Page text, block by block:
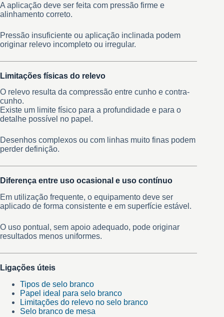
A aplicação deve ser feita com pressão firme e
alinhamento correto.
Pressão insuficiente ou aplicação inclinada podem
originar relevo incompleto ou irregular.
Limitações físicas do relevo
O relevo resulta da compressão entre cunho e contra-
cunho.
Existe um limite físico para a profundidade e para o
detalhe possível no papel.
Desenhos complexos ou com linhas muito finas podem
perder definição.
Diferença entre uso ocasional e uso contínuo
Em utilização frequente, o equipamento deve ser
aplicado de forma consistente e em superfície estável.
O uso pontual, sem apoio adequado, pode originar
resultados menos uniformes.
Ligações úteis
Tipos de selo branco
Papel ideal para selo branco
Limitações do relevo no selo branco
Selo branco de mesa